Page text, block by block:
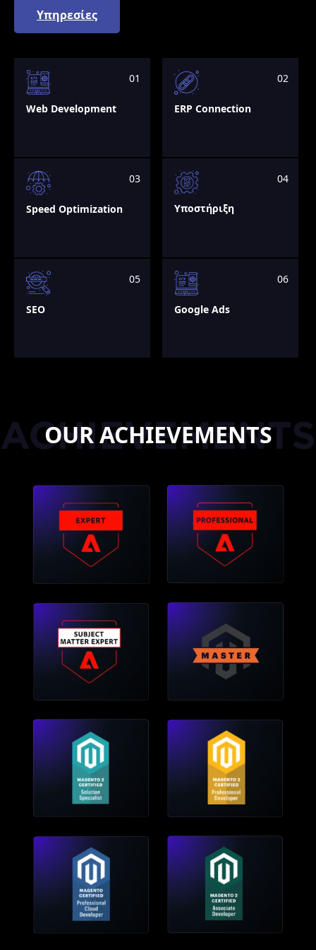
Υπηρεσίες
Web Development
01
Speed Optimization
03
SEO
05
ERP Connection
02
Υποστήριξη
04
Google Ads
06
OUR ACHIEVEMENTS